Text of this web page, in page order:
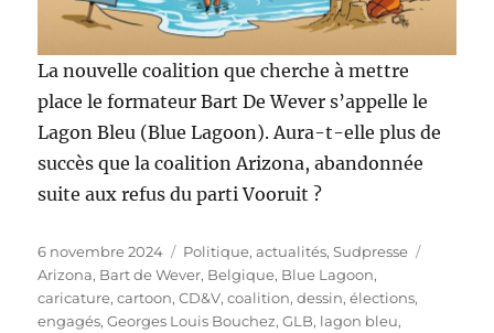
La nouvelle coalition que cherche à mettre
place le formateur Bart De Wever s’appelle le
Lagon Bleu (Blue Lagoon). Aura-t-elle plus de
succès que la coalition Arizona, abandonnée
suite aux refus du parti Vooruit ?
Publié
le
6 novembre 2024 Catégories
Politique, actualités,Sudpresse
Arizona, Bart de Wever, Belgique, Blue Lagoon,
caricature,cartoon,CD&V,coalition,dessin,élections,
engagés,Georges Louis Bouchez,GLB, lagon bleu,